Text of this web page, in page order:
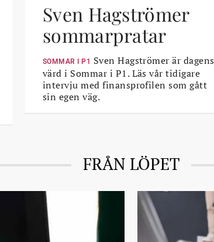
Sven Hagströmer
sommarpratar
SOMMAR I P1 Sven Hagströmer är dagens
värd i Sommar i P1. Läs vår tidigare
intervju med finansprofilen som gått
sin egen väg.
FRÅN LÖPET